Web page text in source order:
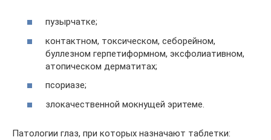
пузырчатке;
контактном, токсическом, себорейном,
буллезном герпетиформном, эксфолиативном,
атопическом дерматитах;
псориазе;
злокачественной мокнущей эритеме.
Патологии глаз, при которых назначают таблетки: